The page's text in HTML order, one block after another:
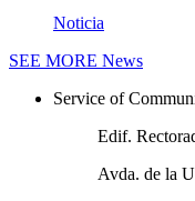
Noticia
SEE MORE News
Service of
Edif.
Avda. de la